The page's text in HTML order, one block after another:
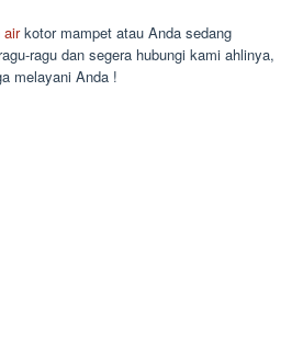
airkotor mampet atau Anda sedang
ragu dan segera hubungi kami ahlinya,
melayani Anda !